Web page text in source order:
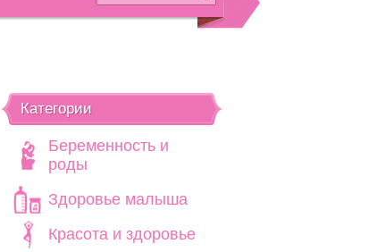
Категории
Беременность и
роды
Здоровье малыша
Красота и здоровье